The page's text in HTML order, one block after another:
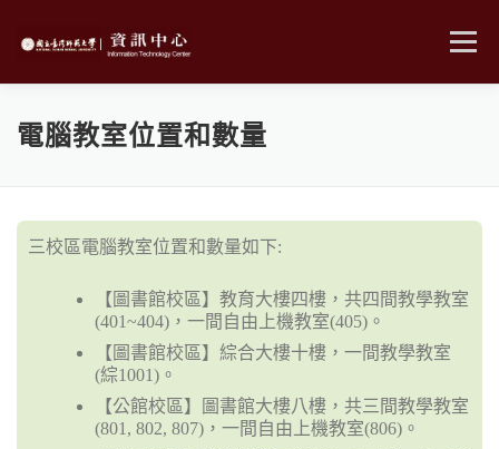
選單
電腦教室位置和數量
三校區電腦教室位置和數量如下:
【圖書館校區】教育大樓四樓，共四間教學教室
(401~404)，一間自由上機教室(405)。
【圖書館校區】綜合大樓十樓，一間教學教室
(綜1001)。
【公館校區】圖書館大樓八樓，共三間教學教室
(801, 802, 807)，一間自由上機教室(806)。